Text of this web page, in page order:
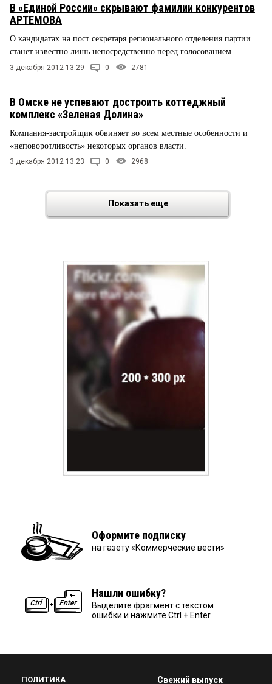
В «Единой России» скрывают фамилии конкурентов
АРТЕМОВА
О кандидатах на пост секретаря регионального отделения партии
станет известно лишь непосредственно перед голосованием.
3 декабря 2012 13:29 0 2781
В Омске не успевают достроить коттеджный
комплекс «Зеленая Долина»
Компания-застройщик обвиняет во всем местные особенности и
«неповоротливость» некоторых органов власти.
3 декабря 2012 13:23 0 2968
Показать еще
Оформите подписку
на газету «Коммерческие вести»
Нашли ошибку?
Выделите фрагмент с текстом
ошибки и нажмите Ctrl + Enter.
ПОЛИТИКА Свежий выпуск